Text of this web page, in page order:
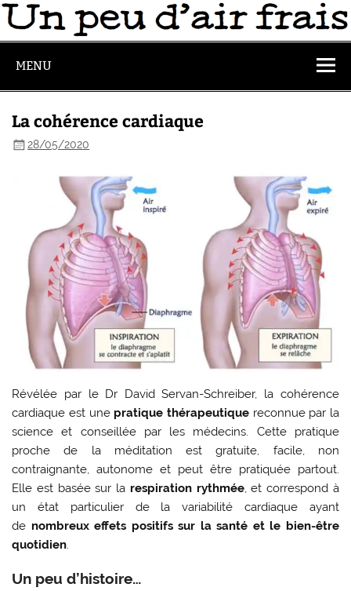
MENU
La cohérence cardiaque
28/05/2020
Révélée par le Dr David Servan-Schreiber, la cohérence
cardiaque est une pratique thérapeutiquereconnue par la
science et conseillée par les médecins. Cette pratique
proche de la méditation est gratuite, facile, non
contraignante, autonome et peut être pratiquée partout.
Elle est basée sur la respiration rythmée, et correspond à
un état particulier de la variabilité cardiaque ayant
de nombreux effets positifs sur la santé et le bien-être
quotidien.
Un peu d’histoire…